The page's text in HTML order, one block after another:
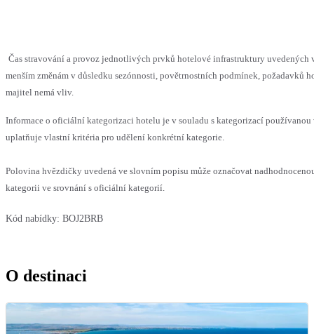
Čas stravování a provoz jednotlivých prvků hotelové infrastruktury uvedených
menším změnám v důsledku sezónnosti, povětrnostních podmínek, požadavků
majitel nemá vliv.
Informace o oficiální kategorizaci hotelu je v souladu s kategorizací používanou
uplatňuje vlastní kritéria pro udělení konkrétní kategorie.
Polovina hvězdičky uvedená ve slovním popisu může označovat
kategorii ve srovnání s oficiální kategorií.
Kód nabídky: BOJ2BRB
O destinaci